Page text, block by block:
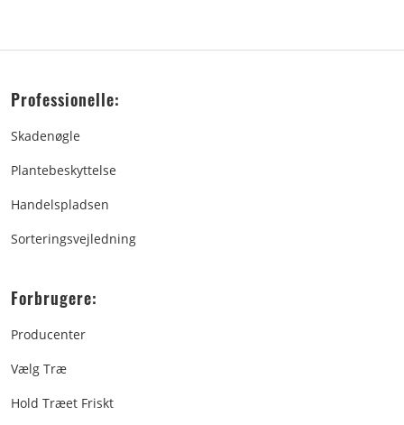
Professionelle:
Skadenøgle
Plantebeskyttelse
Handelspladsen
Sorteringsvejledning
Forbrugere:
Producenter
Vælg Træ
Hold Træet Friskt